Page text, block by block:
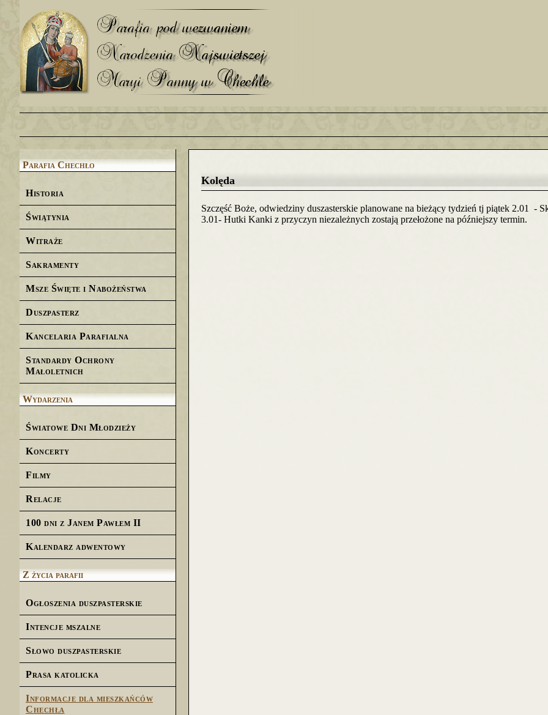
Parafia Chechło
Historia
Świątynia
Witraże
Sakramenty
Msze Święte i Nabożeństwa
Duszpasterz
Kancelaria Parafialna
Standardy Ochrony
Małoletnich
Wydarzenia
Światowe Dni Młodzieży
Koncerty
Filmy
Relacje
100 dni z Janem Pawłem II
Kalendarz adwentowy
Z życia parafii
Ogłoszenia duszpasterskie
Intencje mszalne
Słowo duszpasterskie
Prasa katolicka
Informacje dla mieszkańców
Chechła
Kolęda
Szczęść Boże, odwiedziny duszasterskie planowane na bieżący tydzień tj piątek 2.01 -
3.01- Hutki Kanki z przyczyn niezależnych zostają przełożone na późniejszy termin.